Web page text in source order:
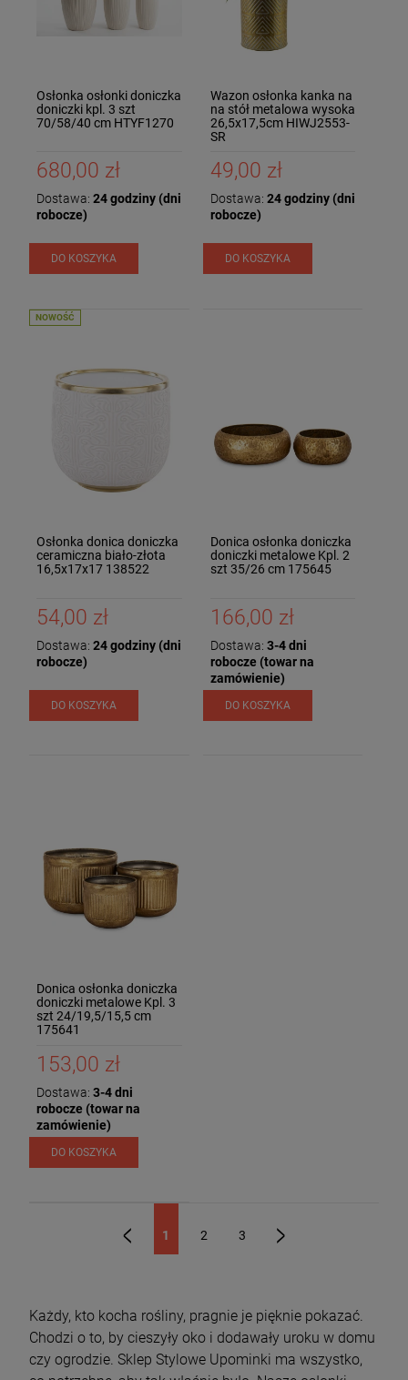
Osłonka osłonki doniczka
doniczki kpl. 3 szt
70/58/40 cm HTYF1270
680,00 zł
Dostawa: 24 godziny (dni
robocze)
DO KOSZYKA
Wazon osłonka kanka na
na stół metalowa wysoka
26,5x17,5cm HIWJ2553-
SR
49,00 zł
Dostawa: 24 godziny (dni
robocze)
DO KOSZYKA
Osłonka donica doniczka
ceramiczna biało-złota
16,5x17x17 138522
54,00 zł
Dostawa: 24 godziny (dni
robocze)
DO KOSZYKA
NOWOŚĆ
Donica osłonka doniczka
doniczki metalowe Kpl. 2
szt 35/26 cm 175645
166,00 zł
Dostawa: 3-4 dni
robocze (towar na
zamówienie)
DO KOSZYKA
Donica osłonka doniczka
doniczki metalowe Kpl. 3
szt 24/19,5/15,5 cm
175641
153,00 zł
Dostawa: 3-4 dni
robocze (towar na
zamówienie)
DO KOSZYKA
1 2 3
Każdy, kto kocha rośliny, pragnie je pięknie pokazać.
Chodzi o to, by cieszyły oko i dodawały uroku w domu
czy ogrodzie. Sklep Stylowe Upominki ma wszystko,